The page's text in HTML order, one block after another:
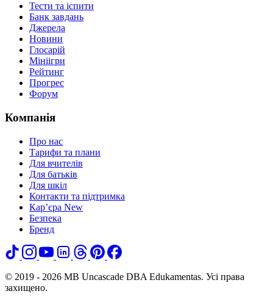
Тести та іспити
Банк завдань
Джерела
Новини
Глосарій
Мініігри
Рейтинг
Прогрес
Форум
Компанія
Про нас
Тарифи та плани
Для вчителів
Для батьків
Для шкіл
Контакти та підтримка
Кар’єра New
Безпека
Бренд
© 2019 - 2026 MB Uncascade DBA Edukamentas. Усі права
захищено.